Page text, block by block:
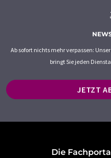
Ab sofort nichts mehr verpassen:
bringt Sie jeden
JETZT
Die